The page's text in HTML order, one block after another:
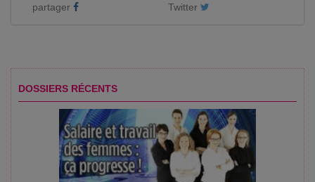
partager
Twitter
DOSSIERS RÉCENTS